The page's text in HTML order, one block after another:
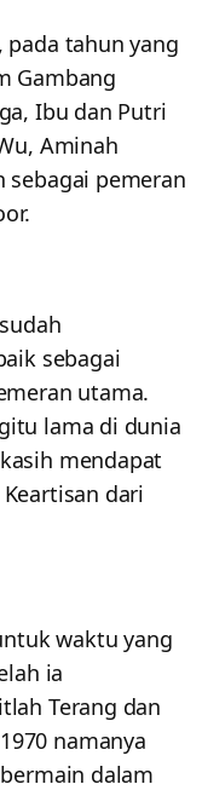
pada tahun yang
Gambang
Ibu dan Putri
Aminah
sebagai pemeran
sebagai
utama.
lama di dunia
mendapat
dari
waktu yang
ia
Terang dan
namanya
dalam